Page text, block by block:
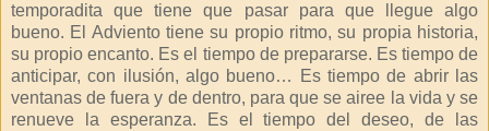
temporadita que tiene que pasar para que llegue algo
bueno. El Adviento tiene su propio ritmo, su propia historia,
su propio encanto. Es el tiempo de prepararse. Es tiempo de
anticipar, con ilusión, algo bueno… Es tiempo de abrir las
ventanas de fuera y de dentro, para que se airee la vida y se
renueve la esperanza. Es el tiempo del deseo, de las